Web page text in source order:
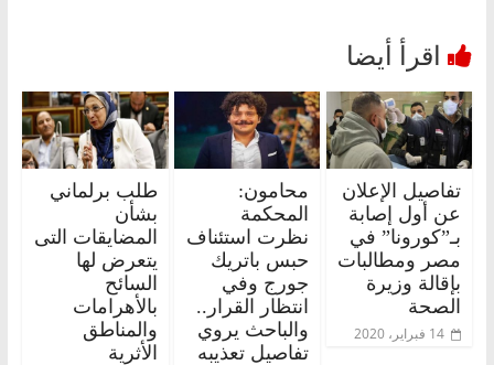
تفاصيل الإعلان
عن أول إصابة
بـ”كورونا” في
مصر ومطالبات
بإقالة وزيرة
الصحة
14 فبراير، 2020
محامون:
المحكمة
نظرت استئناف
حبس باتريك
جورج وفي
انتظار القرار..
والباحث يروي
تفاصيل تعذيبه
طلب برلماني
بشأن
المضايقات التى
يتعرض لها
السائح
بالأهرامات
والمناطق
الأثرية